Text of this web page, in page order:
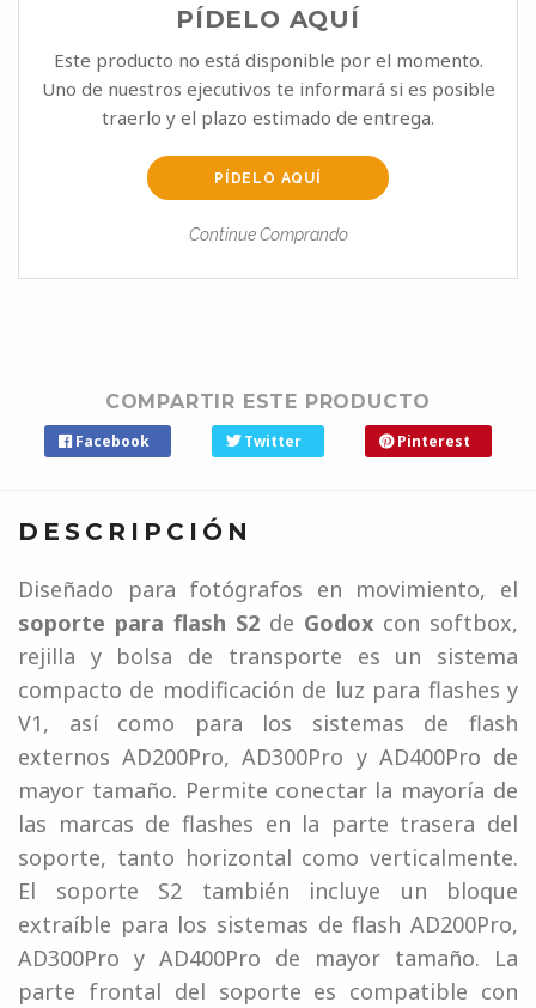
PÍDELO AQUÍ
Este producto no está disponible por el momento.
Uno de nuestros ejecutivos te informará si es posible
traerlo y el plazo estimado de entrega.
PÍDELO AQUÍ
Continue Comprando
COMPARTIR ESTE PRODUCTO
Facebook Twitter Pinterest
DESCRIPCIÓN
Diseñado para fotógrafos en movimiento, el
soporte para flash S2 de Godox con softbox,
rejilla y bolsa de transporte es un sistema
compacto de modificación de luz para flashes y
V1, así como para los sistemas de flash
externos AD200Pro, AD300Pro y AD400Pro de
mayor tamaño. Permite conectar la mayoría de
las marcas de flashes en la parte trasera del
soporte, tanto horizontal como verticalmente.
El soporte S2 también incluye un bloque
extraíble para los sistemas de flash AD200Pro,
AD300Pro y AD400Pro de mayor tamaño. La
parte frontal del soporte es compatible con